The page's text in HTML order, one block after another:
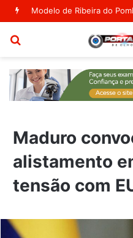
Maduro
alistamento
tensão com